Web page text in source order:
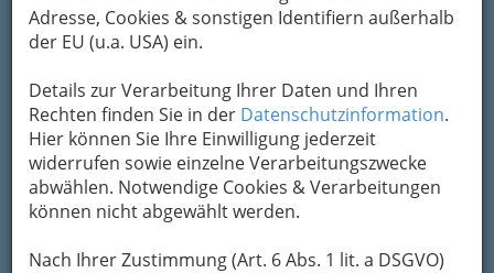
Adresse, Cookies & sonstigen Identifiern außerhalb
der EU (u.a. USA) ein.
Details zur Verarbeitung Ihrer Daten und Ihren
Rechten finden Sie in der Datenschutzinformation.
Hier können Sie Ihre Einwilligung jederzeit
widerrufen sowie einzelne Verarbeitungszwecke
abwählen. Notwendige Cookies & Verarbeitungen
können nicht abgewählt werden.
Nach Ihrer Zustimmung (Art. 6 Abs. 1 lit. a DSGVO)
Konzertreihe des 11. V:NM Festivals Graz : StockwerkJAZZ - 001
Vergrößern
StockwerkJAZZ Graz
Konzertreihe des 11. V:NM Festivals